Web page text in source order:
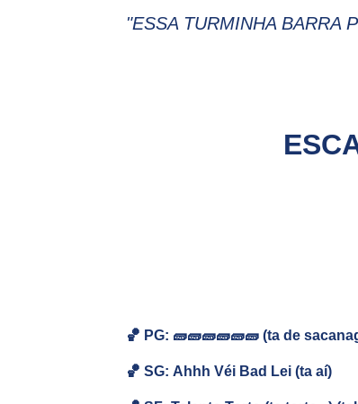
"ESSA TURMINHA BARRA
🏀 PG: 🧱🧱🧱🧱🧱🧱 (ta de
🏀 SG: Ahhh Véi Bad Lei (ta aí)